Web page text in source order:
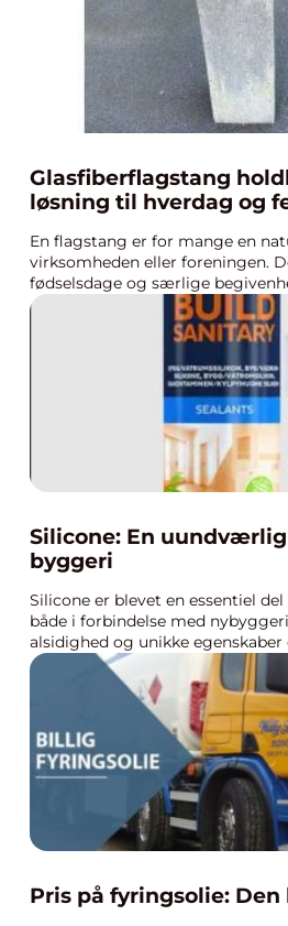
Glasfiberflagstang holdbar og praktisk
løsning til hverdag og
En flagstang er for mange en
virksomheden eller foreningen.
fødselsdage og særlige
Silicone: En
byggeri
Silicone er blevet en essentiel
både i forbindelse med
alsidighed og unikke egenskaber
Pris på fyringsolie: